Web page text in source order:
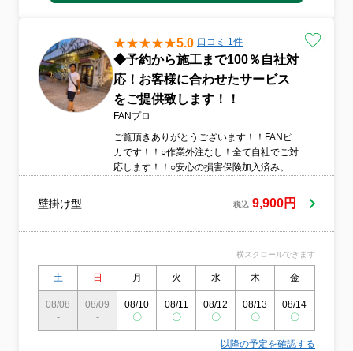
5.0 口コミ 1件
◆予約から施工まで100％自社対
応！お客様に合わせたサービス
をご提供致します！！
FANプロ
ご覧頂きありがとうございます！！FANピ
カです！！○作業外注なし！全て自社でご対
応します！！○安心の損害保険加入済み。○
追加対応致します。○営業時間外や対応地域
外のご予約も相談・対応させて頂きま
壁掛け型 税込 9,900円
横スクロールできます
土 日 月 火 水 木 金
08/08
-
08/09
-
08/10
〇
08/11
〇
08/12
〇
08/13
〇
08/14
〇
以降の予定を確認する